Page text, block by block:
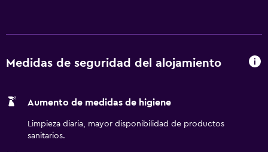
permite a sus clientes elegir el tipo de almohada. Se
microondas. Los baños están equipados con bañera o
gratis. Los servicios para las personas de negocios
Medidas de seguridad del alojamiento
Aumento de medidas de higiene
Limpieza diaria, mayor disponibilidad de productos
sanitarios.